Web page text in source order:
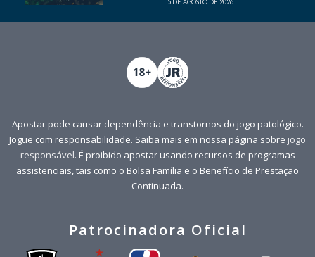
Apostar pode causar dependência e transtornos do jogo patológico.
Jogue com responsabilidade. Saiba mais em nossa página sobre jogo
responsável. É proibido apostar usando recursos de programas
assistenciais, tais como o Bolsa Família e o Benefício de Prestação
Continuada.
Patrocinadora Oficial